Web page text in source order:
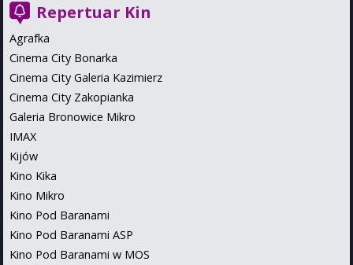
Repertuar Kin
Agrafka
Cinema City Bonarka
Cinema City Galeria Kazimierz
Cinema City Zakopianka
Galeria Bronowice Mikro
IMAX
Kijów
Kino Kika
Kino Mikro
Kino Pod Baranami
Kino Pod Baranami ASP
Kino Pod Baranami w MOS